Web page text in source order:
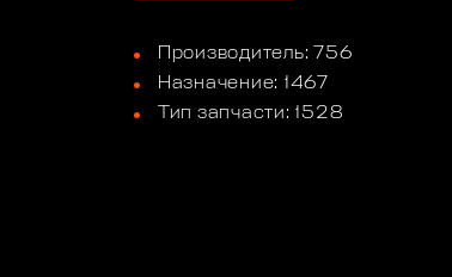
Производитель: 756
Назначение: 1467
Тип запчасти: 1528